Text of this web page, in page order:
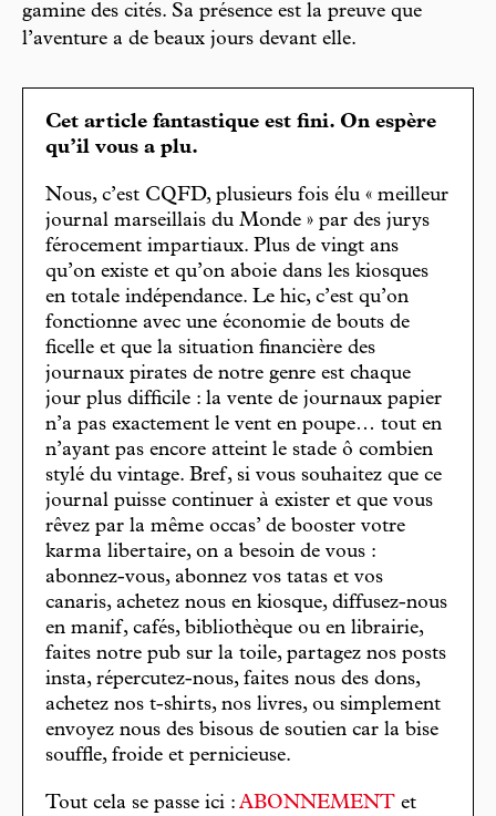
gamine des cités. Sa présence est la preuve que
l’aventure a de beaux jours devant elle.
Cet article fantastique est fini. On espère
qu’il vous a plu.
Nous, c’est CQFD, plusieurs fois élu « meilleur
journal marseillais du Monde » par des jurys
férocement impartiaux. Plus de vingt ans
qu’on existe et qu’on aboie dans les kiosques
en totale indépendance. Le hic, c’est qu’on
fonctionne avec une économie de bouts de
ficelle et que la situation financière des
journaux pirates de notre genre est chaque
jour plus difficile : la vente de journaux papier
n’a pas exactement le vent en poupe… tout en
n’ayant pas encore atteint le stade ô combien
stylé du vintage. Bref, si vous souhaitez que ce
journal puisse continuer à exister et que vous
rêvez par la même occas’ de booster votre
karma libertaire, on a besoin de vous :
abonnez-vous, abonnez vos tatas et vos
canaris, achetez nous en kiosque, diffusez-nous
en manif, cafés, bibliothèque ou en librairie,
faites notre pub sur la toile, partagez nos posts
insta, répercutez-nous, faites nous des dons,
achetez nos t-shirts, nos livres, ou simplement
envoyez nous des bisous de soutien car la bise
souffle, froide et pernicieuse.
Tout cela se passe ici : ABONNEMENT et